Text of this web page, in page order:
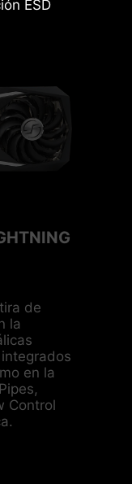
ESD
de
la
en la
Control